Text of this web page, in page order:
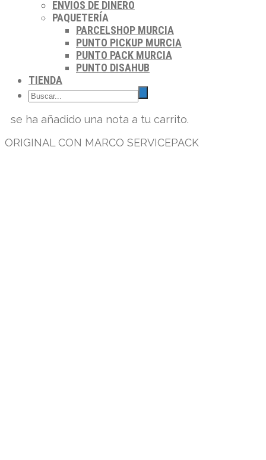
ENVIOS DE DINERO
PAQUETERÍA
PARCELSHOP MURCIA
PUNTO PICKUP MURCIA
PUNTO PACK MURCIA
PUNTO DISAHUB
TIENDA
se ha añadido una nota a tu carrito.
ORIGINAL CON MARCO SERVICEPACK